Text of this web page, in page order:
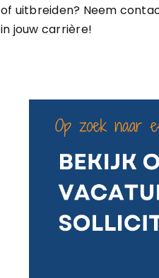
of uitbreiden? Neem
in jouw carrière!